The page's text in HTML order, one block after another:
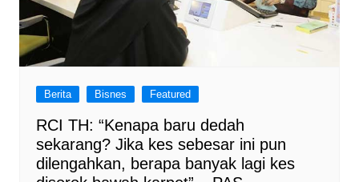
Berita Bisnes Featured
RCI TH: “Kenapa baru dedah
sekarang? Jika kes sebesar ini pun
dilengahkan, berapa banyak lagi kes